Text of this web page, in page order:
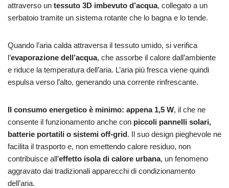
attraverso un tessuto 3D imbevuto d’acqua, collegato a un
serbatoio tramite un sistema rotante che lo bagna e lo tende.
Quando l’aria calda attraversa il tessuto umido, si verifica
l’evaporazione dell’acqua, che assorbe il calore dall’ambiente
e riduce la temperatura dell’aria. L’aria più fresca viene quindi
espulsa verso l’alto, generando una corrente rinfrescante.
Il consumo energetico è minimo: appena 1,5 W, il che ne
consente il funzionamento anche con piccoli pannelli solari,
batterie portatili o sistemi off-grid. Il suo design pieghevole ne
facilita il trasporto e, non emettendo calore residuo, non
contribuisce all’effetto isola di calore urbana, un fenomeno
aggravato dai tradizionali apparecchi di condizionamento
dell’aria.